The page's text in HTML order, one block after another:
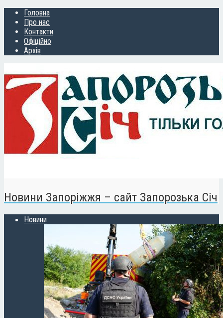
Головна
Про нас
Контакти
Офіційно
Архів
Новини Запоріжжя – сайт Запорозька Січ
Новини